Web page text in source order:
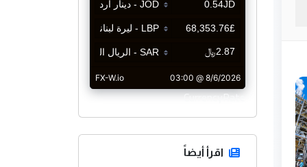
CurrencyRate
اقرأ أيضاً